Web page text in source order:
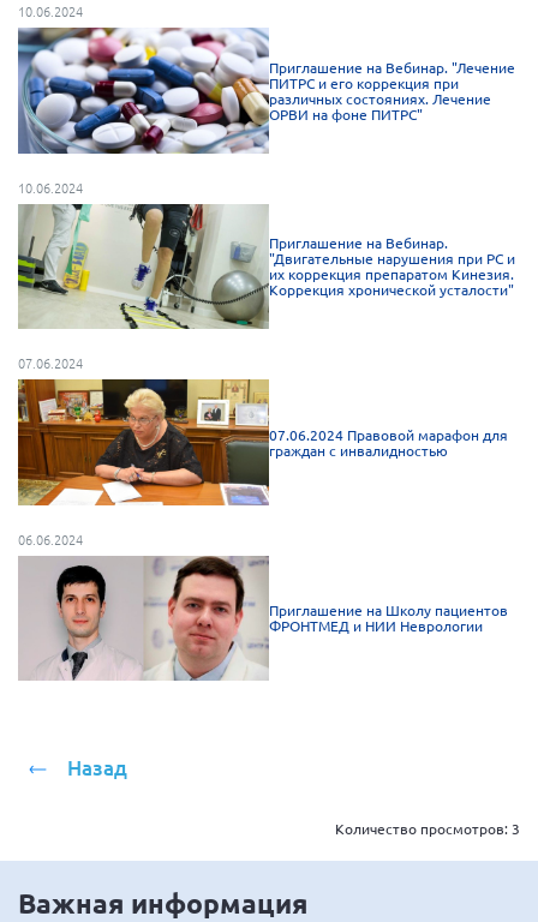
Всероссийская конференция-тренинг
"Рассеянный склероз: новые реалии" (26-
29.05.2022)
Общероссийская РС
Алтайский край
Архангельская область
Брянская область
Владимирская область
Волгоградская область
Воронежская область
Ивановская область
Калининградская область
Кемеровская область
Кировская область
Краснодарский край
Красноярский край
г. Москва
Мурманская область
Нижегородская область
10.06.2024
Приглашение на Вебинар. "Лечение
ПИТРС и его коррекция при
различных состояниях. Лечение
ОРВИ на фоне ПИТРС"
10.06.2024
Приглашение на Вебинар.
"Двигательные нарушения при РС и
их коррекция препаратом Кинезия.
Коррекция хронической усталости"
07.06.2024
07.06.2024 Правовой марафон для
граждан с инвалидностью
06.06.2024
Приглашение на Школу пациентов
ФРОНТМЕД и НИИ Неврологии
Назад
Количество просмотров: 3
Важная информация